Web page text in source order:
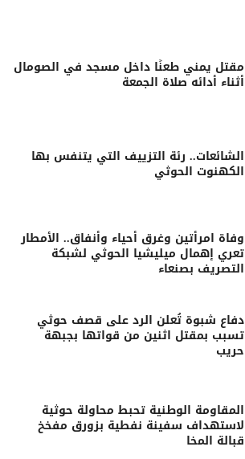
مقتل يمني طعنًا داخل مسجد في الصومال
أثناء أدائه صلاة الجمعة
الشائعات.. رئة التزييف التي يتنفس بها
الكهنوت الحوثي
وفاة امرأتين وغرق أحياء وأنفاق.. الأمطار
تعري إهمال ميليشيا الحوثي لشبكة
التصريف بصنعاء
دفاع شبوة تُعلن الرد على قصف حوثي
تسبب بمقتل اثنين من قواتها بجبهة
حريب
المقاومة الوطنية تحبط محاولة حوثية
لاستهداف سفينة نفطية بزورق مفخخ
قبالة المخا